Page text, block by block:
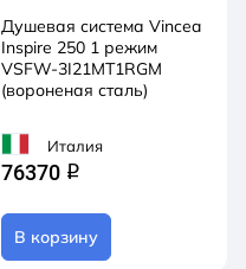
Душевая система Vincea
Inspire 250 1 режим
VSFW-3I21MT1RGM
(вороненая сталь)
Италия
76370 q
В корзину